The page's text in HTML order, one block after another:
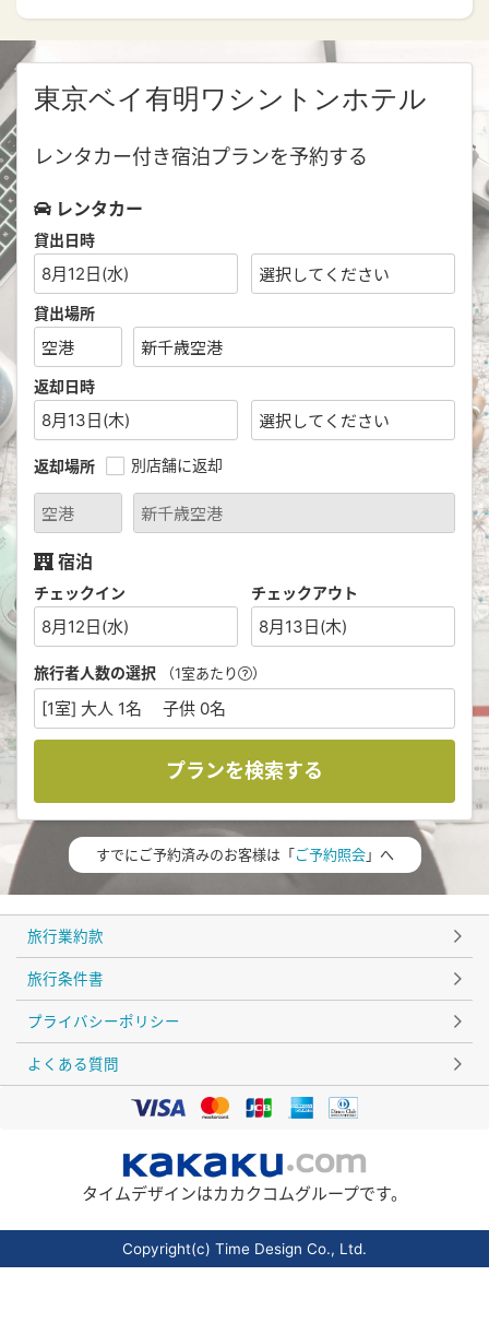
東京ベイ有明ワシントンホテル
レンタカー付き宿泊プランを予約する
レンタカー
貸出日時
8月12日(水)
貸出場所
返却日時
8月13日(木)
返却場所 別店舗に返却
宿泊
チェックイン
8月12日(水)
チェックアウト
8月13日(木)
旅行者人数の選択 （1室あたり ）
[1室] 大人 1名 子供 0名
プランを検索する
すでにご予約済みのお客様は「ご予約照会」へ
旅行業約款
旅行条件書
プライバシーポリシー
よくある質問
タイムデザインはカカクコムグループです。
Copyright(c) Time Design Co., Ltd.